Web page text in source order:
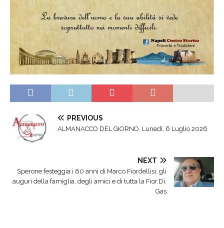
PREVIOUS
ALMANACCO DEL GIORNO. Lunedí, 6 Luglio 2026
NEXT
Sperone festeggia i 60 anni di Marco Fiordellisi: gli
auguri della famiglia, degli amici e di tutta la Fior.Di.
Gas